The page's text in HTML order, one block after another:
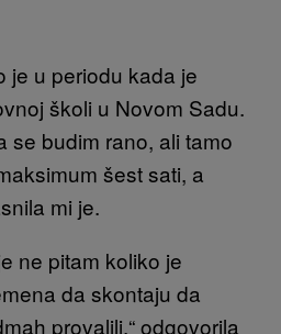
je u periodu kada je
školi u Novom Sadu.
se budim rano, ali tamo
šest sati, a
mi je.
ne pitam koliko je
da skontaju da
provalili,“ odgovorila